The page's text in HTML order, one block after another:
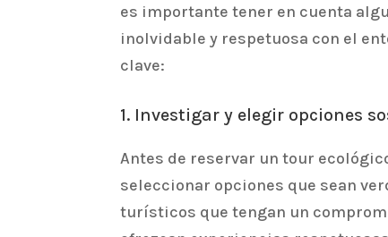
es importante tener en cuenta
inolvidable y respetuosa con el
clave:
1. Investigar y elegir opciones
Antes de reservar un tour
seleccionar opciones que sean
turísticos que tengan un